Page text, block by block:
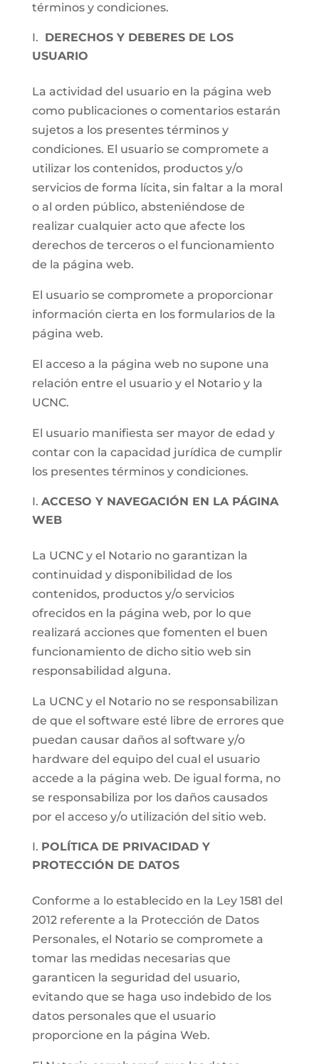
términos y condiciones.
DERECHOS Y DEBERES DE LOS
USUARIO
La actividad del usuario en la página web
como publicaciones o comentarios estarán
sujetos a los presentes términos y
condiciones. El usuario se compromete a
utilizar los contenidos, productos y/o
servicios de forma lícita, sin faltar a la moral
o al orden público, absteniéndose de
realizar cualquier acto que afecte los
derechos de terceros o el funcionamiento
de la página web.
El usuario se compromete a proporcionar
información cierta en los formularios de la
página web.
El acceso a la página web no supone una
relación entre el usuario y el Notario y la
UCNC.
El usuario manifiesta ser mayor de edad y
contar con la capacidad jurídica de cumplir
los presentes términos y condiciones.
ACCESO Y NAVEGACIÓN EN LA PÁGINA
WEB
La UCNC y el Notario no garantizan la
continuidad y disponibilidad de los
contenidos, productos y/o servicios
ofrecidos en la página web, por lo que
realizará acciones que fomenten el buen
funcionamiento de dicho sitio web sin
responsabilidad alguna.
La UCNC y el Notario no se responsabilizan
de que el software esté libre de errores que
puedan causar daños al software y/o
hardware del equipo del cual el usuario
accede a la página web. De igual forma, no
se responsabiliza por los daños causados
por el acceso y/o utilización del sitio web.
POLÍTICA DE PRIVACIDAD Y
PROTECCIÓN DE DATOS
Conforme a lo establecido en la Ley 1581 del
2012 referente a la Protección de Datos
Personales, el Notario se compromete a
tomar las medidas necesarias que
garanticen la seguridad del usuario,
evitando que se haga uso indebido de los
datos personales que el usuario
proporcione en la página Web.